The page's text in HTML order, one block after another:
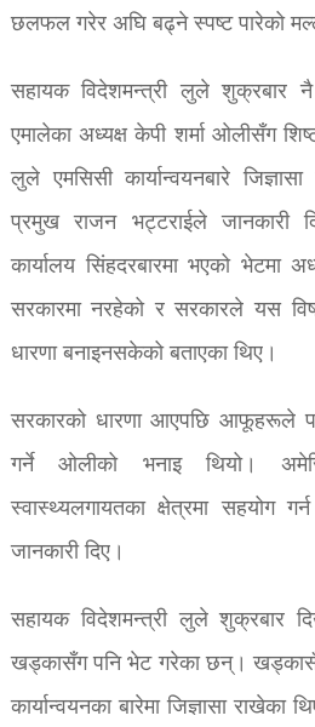
छलफल गरेर अघि बढ्ने स्पष्ट पारेको
सहायक विदेशमन्त्री लुले शुक्रबार नै
एमालेका अध्यक्ष केपी शर्मा ओलीसँग
लुले एमसिसी कार्यान्वयनबारे
प्रमुख राजन भट्टराईले जानकारी
कार्यालय सिंहदरबारमा भएको
सरकारमा नरहेको र सरकारले यस
धारणा बनाइनसकेको बताएका थिए।
सरकारको धारणा आएपछि आफूहरूले
गर्ने ओलीको भनाइ थियो।
स्वास्थ्यलगायतका क्षेत्रमा सहयोग
जानकारी दिए।
सहायक विदेशमन्त्री लुले शुक्रबार
खड्कासँग पनि भेट गरेका छन्।
कार्यान्वयनका बारेमा जिज्ञासा